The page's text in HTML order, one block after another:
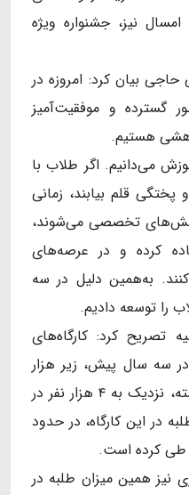
نیز، جشنواره ویژه
بیان کرد: امروزه در
گسترده و موفقیت‌آمیز
هستیم.
می‌دانیم. اگر طلاب با
قلم بیابند، زمانی
تخصصی می‌شوند،
کرده و در عرصه‌های
به‌همین دلیل در سه
را توسعه دادیم.
تصریح کرد: کارگاه‌های
سه سال پیش، زیر هزار
نفر بود و در تابستان سال گذشته، نزدیک به ۴ هزار نفر در
در این کارگاه، در حدود
نیز همین میزان طلبه در